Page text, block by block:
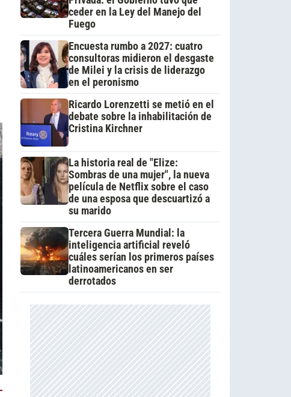
ceder en la Ley del Manejo del
Fuego
Encuesta rumbo a 2027: cuatro
consultoras midieron el desgaste
de Milei y la crisis de liderazgo
en el peronismo
Ricardo Lorenzetti se metió en el
debate sobre la inhabilitación de
Cristina Kirchner
La historia real de "Elize:
Sombras de una mujer", la nueva
película de Netflix sobre el caso
de una esposa que descuartizó a
su marido
Tercera Guerra Mundial: la
inteligencia artificial reveló
cuáles serían los primeros países
latinoamericanos en ser
derrotados